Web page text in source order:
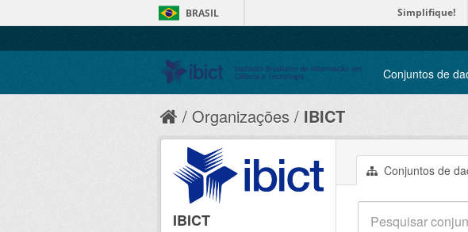
BRASIL Simplifique!
Conjuntos de
Organizações IBICT
Conjuntos de
IBICT